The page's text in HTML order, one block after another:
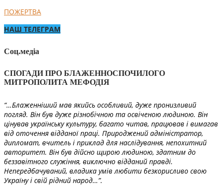
ПОЖЕРТВА
НАШ ТЕЛЕГРАМ
Соц.медіа
СПОГАДИ ПРО БЛАЖЕННОСПОЧИЛОГО
МИТРОПОЛИТА МЕФОДІЯ
“…Блаженніший мав якийсь особливий, дуже пронизливий
погляд. Він був дуже різнобічною та освіченою людиною. Він
цінував українську культуру, багато читав, працював і вимагав
від оточення відданої праці. Природжений адміністратор,
дипломат, вчитель і приклад для наслідування, непохитний
авторитет. Він був дійсно щирою людиною, здатним до
беззавітного служіння, виключно відданий правді.
Непередбачуваний, владика умів любити безкорисливо свою
Україну і свій рідний народ…”.